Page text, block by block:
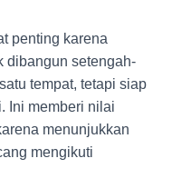
penting karena
dibangun setengah-
tempat, tetapi siap
Ini memberi nilai
menunjukkan
mengikuti